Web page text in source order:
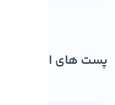
پست های اخیر